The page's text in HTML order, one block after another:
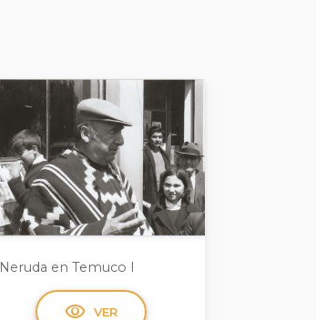
Neruda en Temuco I
visibility VER